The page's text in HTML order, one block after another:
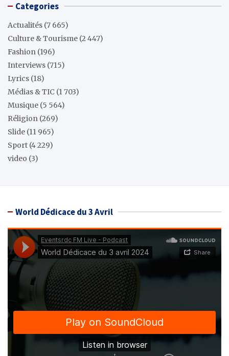
Categories
Actualités (7 665)
Culture & Tourisme (2 447)
Fashion (196)
Interviews (715)
Lyrics (18)
Médias & TIC (1 703)
Musique (5 564)
Réligion (269)
Slide (11 965)
Sport (4 229)
video (3)
World Dédicace du 3 Avril